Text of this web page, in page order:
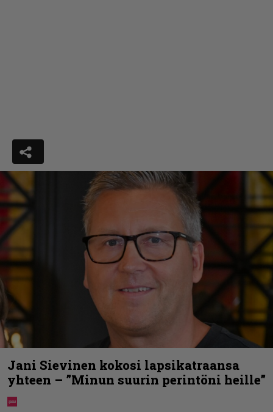
Jani Sievinen kokosi lapsikatraansa
yhteen – ”Minun suurin perintöni heille”